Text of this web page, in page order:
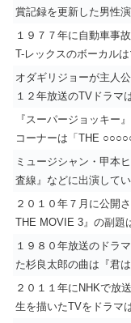
賞記録を更新した男性
１９７７年に自動車事
T-レックスのボーカル
オダギリジョーが主人
１２年放送のTVドラマ
『スーパージョッキー
コーナーは「THE
ミュージシャン・甲本
査線』などに出演して
２０１０年７月に公開
THE MOVIE 3』の副題
１９８０年放送のドラ
た杉良太郎の曲は『君
２０１１年にNHKで放
生を描いたTVをドラマ